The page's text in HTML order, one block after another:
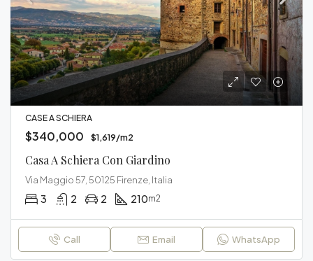
CASE A SCHIERA
$340,000 $1,619/m2
Casa A Schiera Con Giardino
Via Maggio 57, 50125 Firenze, Italia
3 2 2 210m2
Call Email WhatsApp